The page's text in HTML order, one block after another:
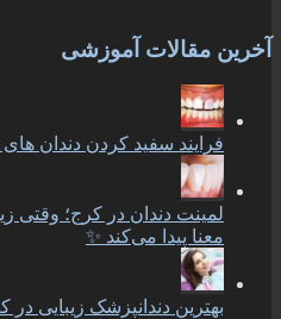
آخرین مقالات آموزشی
فرایند سفید کردن دندان های
لمینت دندان در کرج؛ وقتی
معنا پیدا می‌کند ✨
بهترین دندانپزشک زیبایی